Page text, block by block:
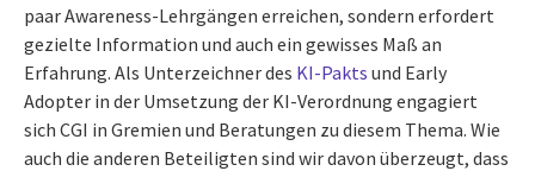
paar Awareness-Lehrgängen erreichen, sondern erfordert
gezielte Information und auch ein gewisses Maß an
Erfahrung. Als Unterzeichner des KI-Pakts und Early
Adopter in der Umsetzung der KI-Verordnung engagiert
sich CGI in Gremien und Beratungen zu diesem Thema. Wie
auch die anderen Beteiligten sind wir davon überzeugt, dass